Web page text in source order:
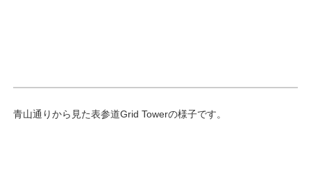
青山通りから見た表参道Grid Towerの様子です。